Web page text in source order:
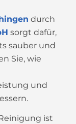
durch
sorgt dafür,
sauber und
Sie, wie
und
ist